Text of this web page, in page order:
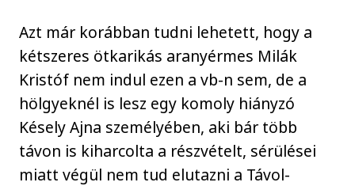
Azt már korábban tudni lehetett, hogy a
kétszeres ötkarikás aranyérmes Milák
Kristóf nem indul ezen a vb-n sem, de a
hölgyeknél is lesz egy komoly hiányzó
Késely Ajna személyében, aki bár több
távon is kiharcolta a részvételt, sérülései
miatt végül nem tud elutazni a Távol-